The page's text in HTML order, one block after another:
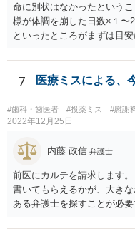
命に別状はなかったという
様が体調を崩した日数×１〜
といったところがまずは目
7 医療ミスによる、
#歯科・歯医者 #投薬ミス #慰謝
2022年12月25日
内藤 政信 弁護士
前医にカルテを請求します
書いてもらえるかが、大き
ある弁護士を探すことが必要